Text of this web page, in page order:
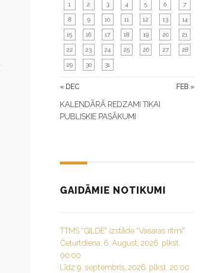
« DEC FEB »
1 2 3 4 5 6 7
8 9 10 11 12 13 14
15 16 17 18 19 20 21
22 23 24 25 26 27 28
29 30 31
KALENDĀRĀ REDZAMI TIKAI
PUBLISKIE PASĀKUMI
GAIDĀMIE NOTIKUMI
TTMS “ĢILDE” izstāde “Vasaras ritmi”
Ceturtdiena, 6. August, 2026. plkst.
00:00
Līdz 9. septembris, 2026. plkst. 20:00